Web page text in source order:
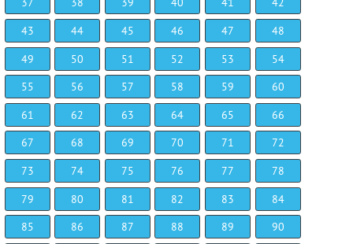
43
44 45 46 47
48
49
50 51 52 53
54
55
56 57 58 59
60
61
62 63 64 65
66
67
68 69 70 71
72
73
74 75 76 77
78
79
80 81 82 83
84
85
86 87 88 89
90